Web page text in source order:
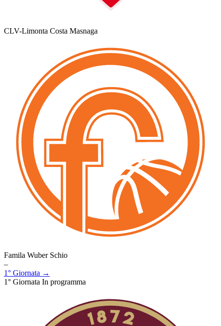
CLV-Limonta Costa Masnaga
Famila Wuber Schio
–
1° Giornata →
1° Giornata In programma